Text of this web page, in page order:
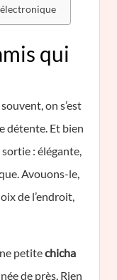
qui
on s’est
détente. Et bien
: élégante,
Avouons-le,
de l’endroit,
petitechicha
de près. Rien